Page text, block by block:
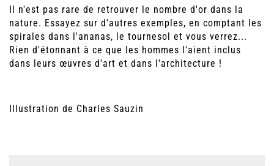
Il n'est pas rare de retrouver le nombre d'or dans la
nature. Essayez sur d'autres exemples, en comptant les
spirales dans l'ananas, le tournesol et vous verrez...
Rien d'étonnant à ce que les hommes l'aient inclus
dans leurs œuvres d'art et dans l'architecture !
Illustration de Charles Sauzin